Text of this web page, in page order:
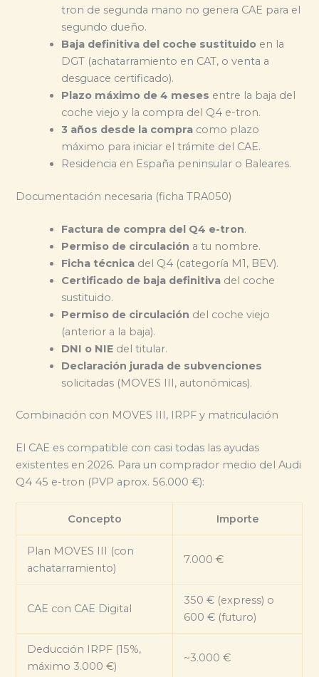
tron de segunda mano no genera CAE para el
segundo dueño.
Baja definitiva del coche sustituido en la
DGT (achatarramiento en CAT, o venta a
desguace certificado).
Plazo máximo de 4 meses entre la baja del
coche viejo y la compra del Q4 e-tron.
3 años desde la compra como plazo
máximo para iniciar el trámite del CAE.
Residencia en España peninsular o Baleares.
Documentación necesaria (ficha TRA050)
Factura de compra del Q4 e-tron.
Permiso de circulación a tu nombre.
Ficha técnica del Q4 (categoría M1, BEV).
Certificado de baja definitiva del coche
sustituido.
Permiso de circulación del coche viejo
(anterior a la baja).
DNI o NIE del titular.
Declaración jurada de subvenciones
solicitadas (MOVES III, autonómicas).
Combinación con MOVES III, IRPF y matriculación
El CAE es compatible con casi todas las ayudas
existentes en 2026. Para un comprador medio del Audi
Q4 45 e-tron (PVP aprox. 56.000 €):
Concepto Importe
Plan MOVES III (con
achatarramiento)
7.000 €
CAE con CAE Digital
350 € (express) o
600 € (futuro)
Deducción IRPF (15%,
máximo 3.000 €)
~3.000 €